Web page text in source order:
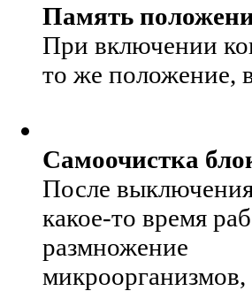
Память
При включении
то же положение,
Самоочистка
После
какое-то время
размножение
микроорганизмов,